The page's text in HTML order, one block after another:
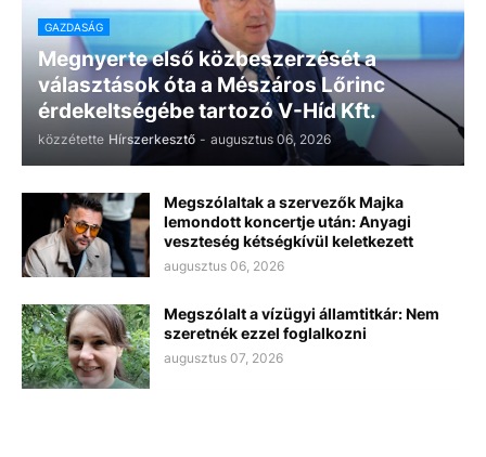
GAZDASÁG
Megnyerte első közbeszerzését a
választások óta a Mészáros Lőrinc
érdekeltségébe tartozó V-Híd Kft.
közzétette Hírszerkesztő - augusztus 06, 2026
Megszólaltak a szervezők Majka
lemondott koncertje után: Anyagi
veszteség kétségkívül keletkezett
augusztus 06, 2026
Megszólalt a vízügyi államtitkár: Nem
szeretnék ezzel foglalkozni
augusztus 07, 2026